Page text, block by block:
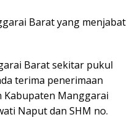
Barat yang menjabat
Barat sekitar pukul
terima penerimaan
Manggarai
Naput dan SHM no.